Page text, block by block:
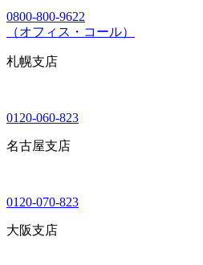
0800-800-9622
（オフィス・コール）
札幌支店
0120-060-823
名古屋支店
0120-070-823
大阪支店